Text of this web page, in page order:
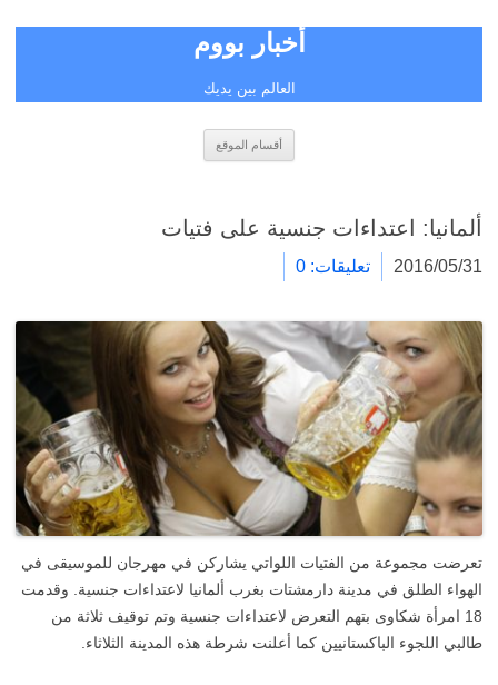
أخبار بووم
العالم بين يديك
أقسام الموقع
ألمانيا: اعتداءات جنسية على فتيات
2016/05/31 تعليقات: 0
تعرضت مجموعة من الفتيات اللواتي يشاركن في مهرجان للموسيقى في
الهواء الطلق في مدينة دارمشتات بغرب ألمانيا لاعتداءات جنسية. وقدمت
18 امرأة شكاوى بتهم التعرض لاعتداءات جنسية وتم توقيف ثلاثة من
طالبي اللجوء الباكستانيين كما أعلنت شرطة هذه المدينة الثلاثاء.